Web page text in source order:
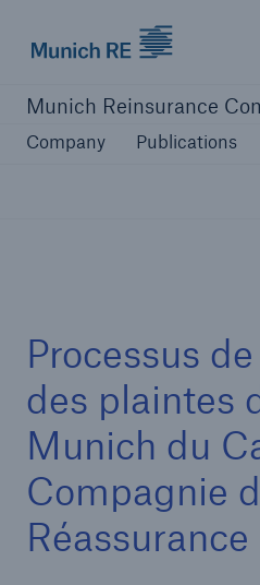
Munich Reinsurance
Company Publications
Processus
des plaintes
Munich du
Compagnie
Réassurance